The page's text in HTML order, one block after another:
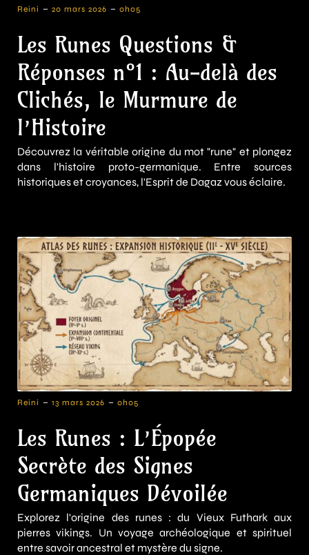
Reini - 20 mars 2026 - 0h05
Les Runes Questions &
Réponses n°1 : Au-delà des
Clichés, le Murmure de
l’Histoire
Découvrez la véritable origine du mot "rune" et plongez
dans l'histoire proto-germanique. Entre sources
historiques et croyances, l'Esprit de Dagaz vous éclaire.
Reini - 13 mars 2026 - 0h05
Les Runes : L’Épopée
Secrète des Signes
Germaniques Dévoilée
Explorez l'origine des runes : du Vieux Futhark aux
pierres vikings. Un voyage archéologique et spirituel
entre savoir ancestral et mystère du signe.